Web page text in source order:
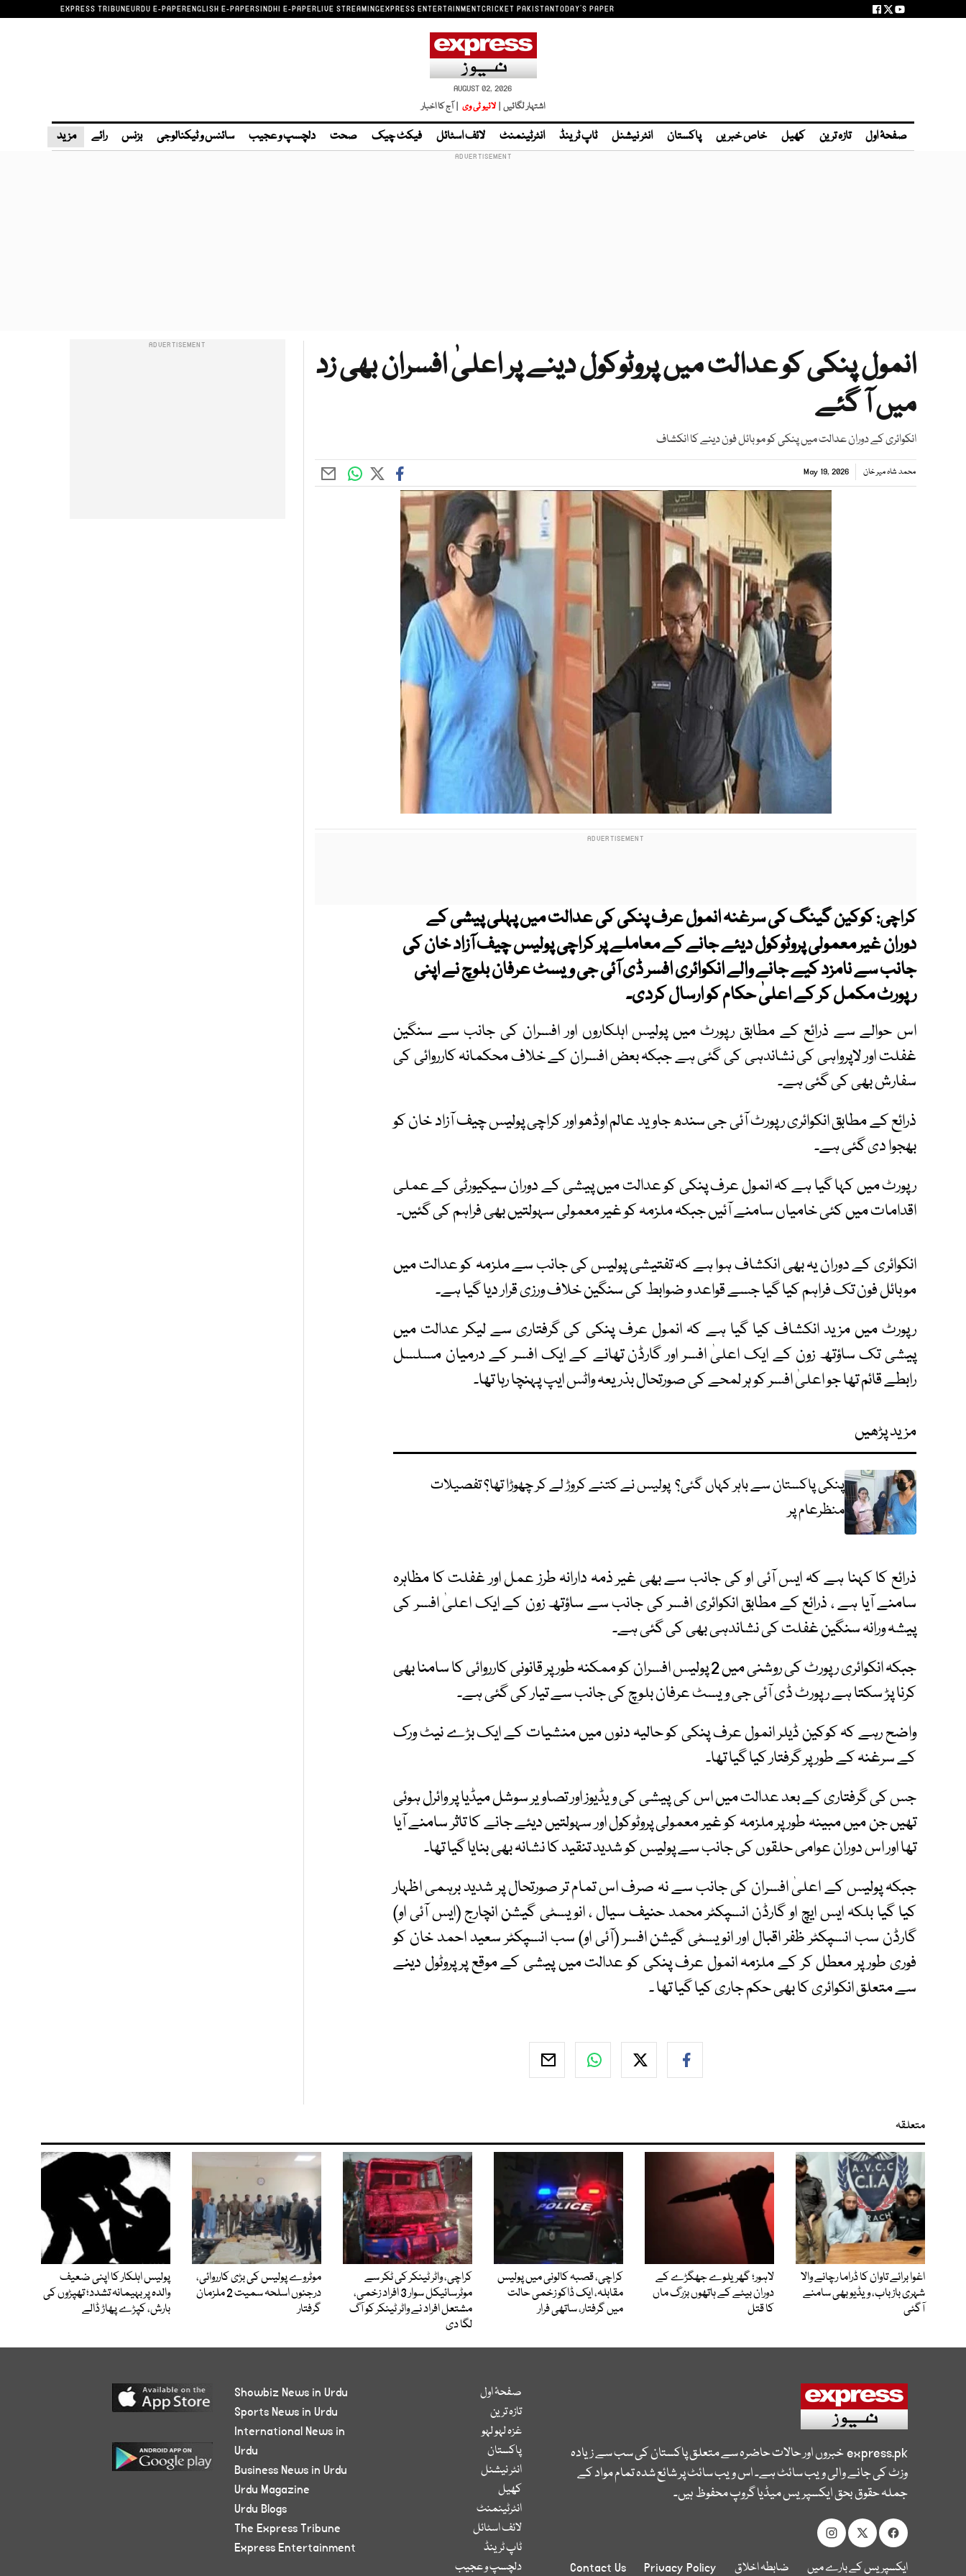
EXPRESS TRIBUNEURDU E-PAPERENGLISH E-PAPERSINDHI E-PAPERLIVE STREAMINGEXPRESS ENTERTAINMENTCRICKET PAKISTANTODAY'S PAPER
AUGUST 02, 2026
اشتہار لگائیں | لائیو ٹی وی | آج کا اخبار
صفحۂ اول تازہ ترین کھیل خاص خبریں پاکستان انٹر نیشنل ٹاپ ٹرینڈ انٹرٹینمنٹ لائف اسٹائل فیکٹ چیک صحت دلچسپ و عجیب سائنس و ٹیکنالوجی بزنس رائے مزید
انمول پنکی کو عدالت میں پروٹوکول دینے پر اعلیٰ افسران بھی زد
میں آ گئے
انکوائری کے دوران عدالت میں پنکی کو موبائل فون دینے کا انکشاف
محمد شاہ میر خان May 19, 2026
کراچی:کوکین گینگ کی سرغنہ انمول عرف پنکی کی عدالت میں پہلی پیشی کے
دوران غیر معمولی پروٹوکول دیئے جانے کے معاملے پر کراچی پولیس چیف آزاد خان کی
جانب سے نامزد کیے جانے والے انکوائری افسر ڈی آئی جی ویسٹ عرفان بلوچ نے اپنی
رپورٹ مکمل کر کے اعلیٰ حکام کو ارسال کردی۔
اس حوالے سے ذرائع کے مطابق رپورٹ میں پولیس اہلکاروں اور افسران کی جانب سے سنگین
غفلت اور لاپرواہی کی نشاندہی کی گئی ہے جبکہ بعض افسران کے خلاف محکمانہ کارروائی کی
سفارش بھی کی گئی ہے۔
ذرائع کے مطابق انکوائری رپورٹ آئی جی سندھ جاوید عالم اوڈھو اور کراچی پولیس چیف آزاد خان کو
بھجوا دی گئی ہے۔
رپورٹ میں کہا گیا ہے کہ انمول عرف پنکی کو عدالت میں پیشی کے دوران سیکیورٹی کے عملی
اقدامات میں کئی خامیاں سامنے آئیں جبکہ ملزمہ کو غیر معمولی سہولتیں بھی فراہم کی گئیں۔
انکوائری کے دوران یہ بھی انکشاف ہوا ہے کہ تفتیشی پولیس کی جانب سے ملزمہ کو عدالت میں
موبائل فون تک فراہم کیا گیا جسے قواعد و ضوابط کی سنگین خلاف ورزی قرار دیا گیا ہے۔
رپورٹ میں مزید انکشاف کیا گیا ہے کہ انمول عرف پنکی کی گرفتاری سے لیکر عدالت میں
پیشی تک ساؤتھ زون کے ایک اعلیٰ افسر اور گارڈن تھانے کے ایک افسر کے درمیان مسلسل
رابطے قائم تھا جو اعلیٰ افسر کو ہر لمحے کی صورتحال بذریعہ واٹس ایپ پہنچا رہا تھا۔
مزید پڑھیں
پنکی پاکستان سے باہر کہاں گئی؟ پولیس نے کتنے کروڑ لے کر چھوڑا تھا؟ تفصیلات
منظرعام پر
ذرائع کا کہنا ہے کہ ایس آئی او کی جانب سے بھی غیر ذمہ دارانہ طرز عمل اور غفلت کا مظاہرہ
سامنے آیا ہے ، ذرائع کے مطابق انکوائری افسر کی جانب سے ساؤتھ زون کے ایک اعلیٰ افسر کی
پیشہ ورانہ سنگین غفلت کی نشاندہی بھی کی گئی ہے۔
جبکہ انکوائری رپورٹ کی روشنی میں 2 پولیس افسران کو ممکنہ طور پر قانونی کارروائی کا سامنا بھی
کرنا پڑ سکتا ہے رپورٹ ڈی آئی جی ویسٹ عرفان بلوچ کی جانب سے تیار کی گئی ہے۔
واضح رہے کہ کوکین ڈیلر انمول عرف پنکی کو حالیہ دنوں میں منشیات کے ایک بڑے نیٹ ورک
کے سرغنہ کے طور پر گرفتار کیا گیا تھا۔
جس کی گرفتاری کے بعد عدالت میں اس کی پیشی کی ویڈیوز اور تصاویر سوشل میڈیا پر وائرل ہوئی
تھیں جن میں مبینہ طور پر ملزمہ کو غیر معمولی پروٹوکول اور سہولتیں دیئے جانے کا تاثر سامنے آیا
تھا اور اس دوران عوامی حلقوں کی جانب سے پولیس کو شدید تنقید کا نشانہ بھی بنایا گیا تھا۔
جبکہ پولیس کے اعلیٰ افسران کی جانب سے نہ صرف اس تمام تر صورتحال پر شدید برہمی اظہار
کیا گیا بلکہ ایس ایچ او گارڈن انسپکٹر محمد حنیف سیال ، انویسٹی گیشن انچارج (ایس آئی او)
گارڈن سب انسپکٹر ظفر اقبال اور انویسٹی گیشن افسر (آئی او) سب انسپکٹر سعید احمد خان کو
فوری طور پر معطل کر کے ملزمہ انمول عرف پنکی کو عدالت میں پیشی کے موقع پر پروٹول دینے
سے متعلق انکوائری کا بھی حکم جاری کیا گیا تھا ۔
متعلقہ
اغوا برائے تاوان کا ڈراما رچانے والا
شہری بازباب، ویڈیو بھی سامنے
آگئی
لاہور؛ گھریلوے جھگڑے کے
دوران بیٹے کے ہاتھوں بزرگ ماں
کا قتل
کراچی، قصبہ کالونی میں پولیس
مقابلہ، ایک ڈاکو زخمی حالت
میں گرفتار، ساتھی فرار
کراچی، واٹر ٹینکر کی ٹکر سے
موٹرسائیکل سوار 3 افراد زخمی،
مشتعل افراد نے واٹر ٹینکر کو آگ
لگا دی
موٹروے پولیس کی بڑی کارروائی،
درجنوں اسلحہ سمیت 2 ملزمان
گرفتار
پولیس اہلکار کا اپنی ضعیف
والدہ پر بہیمانہ تشدد؛ تھپڑوں کی
بارش، کپڑے پھاڑ ڈالے
express.pkخبروں اور حالات حاضرہ سے متعلق پاکستان کی سب سے زیادہ
وزٹ کی جانے والی ویب سائٹ ہے۔ اس ویب سائٹ پر شائع شدہ تمام مواد کے
جملہ حقوق بحق ایکسپریس میڈیا گروپ محفوظ ہیں۔
ایکسپریس کے بارے میں ضابطہ اخلاق Privacy Policy
Contact Us
صفحۂ اول
تازہ ترین
غزہ لہو لہو
پاکستان
انٹر نیشنل
کھیل
انٹرٹینمنٹ
لائف اسٹائل
ٹاپ ٹرینڈ
دلچسپ و عجیب
Showbiz News in Urdu
Sports News in Urdu
International News in
Urdu
Business News in Urdu
Urdu Magazine
Urdu Blogs
The Express Tribune
Express Entertainment